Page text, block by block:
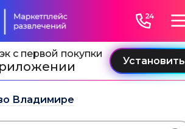
с первой покупки
Владимире